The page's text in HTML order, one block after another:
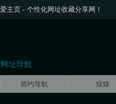
爱主页 - 个性化网址收藏分享网！
网址导航
简约导航 炫猿